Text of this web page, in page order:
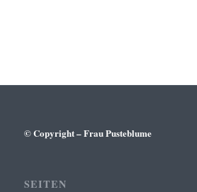
© Copyright – Frau Pusteblume
SEITEN